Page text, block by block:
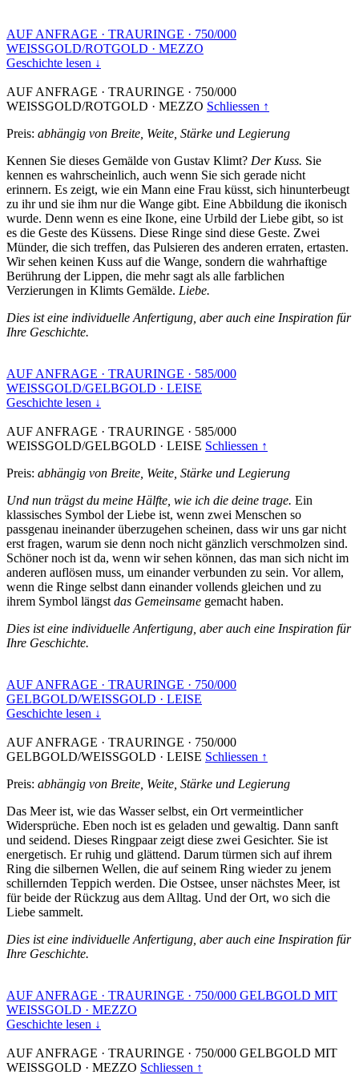
AUF ANFRAGE · TRAURINGE · 750/000
WEISSGOLD/ROTGOLD · MEZZO
Geschichte lesen ↓
AUF ANFRAGE · TRAURINGE · 750/000
WEISSGOLD/ROTGOLD · MEZZO Schliessen ↑
Preis: abhängig von Breite, Weite, Stärke und Legierung
Kennen Sie dieses Gemälde von Gustav Klimt? Der Kuss. Sie
kennen es wahrscheinlich, auch wenn Sie sich gerade nicht
erinnern. Es zeigt, wie ein Mann eine Frau küsst, sich hinunterbeugt
zu ihr und sie ihm nur die Wange gibt. Eine Abbildung die ikonisch
wurde. Denn wenn es eine Ikone, eine Urbild der Liebe gibt, so ist
es die Geste des Küssens. Diese Ringe sind diese Geste. Zwei
Münder, die sich treffen, das Pulsieren des anderen erraten, ertasten.
Wir sehen keinen Kuss auf die Wange, sondern die wahrhaftige
Berührung der Lippen, die mehr sagt als alle farblichen
Verzierungen in Klimts Gemälde. Liebe.
Dies ist eine individuelle Anfertigung, aber auch eine Inspiration für
Ihre Geschichte.
AUF ANFRAGE · TRAURINGE · 585/000
WEISSGOLD/GELBGOLD · LEISE
Geschichte lesen ↓
AUF ANFRAGE · TRAURINGE · 585/000
WEISSGOLD/GELBGOLD · LEISE Schliessen ↑
Preis: abhängig von Breite, Weite, Stärke und Legierung
Und nun trägst du meine Hälfte, wie ich die deine trage. Ein
klassisches Symbol der Liebe ist, wenn zwei Menschen so
passgenau ineinander überzugehen scheinen, dass wir uns gar nicht
erst fragen, warum sie denn noch nicht gänzlich verschmolzen sind.
Schöner noch ist da, wenn wir sehen können, das man sich nicht im
anderen auflösen muss, um einander verbunden zu sein. Vor allem,
wenn die Ringe selbst dann einander vollends gleichen und zu
ihrem Symbol längst das Gemeinsame gemacht haben.
Dies ist eine individuelle Anfertigung, aber auch eine Inspiration für
Ihre Geschichte.
AUF ANFRAGE · TRAURINGE · 750/000
GELBGOLD/WEISSGOLD · LEISE
Geschichte lesen ↓
AUF ANFRAGE · TRAURINGE · 750/000
GELBGOLD/WEISSGOLD · LEISE Schliessen ↑
Preis: abhängig von Breite, Weite, Stärke und Legierung
Das Meer ist, wie das Wasser selbst, ein Ort vermeintlicher
Widersprüche. Eben noch ist es geladen und gewaltig. Dann sanft
und seidend. Dieses Ringpaar zeigt diese zwei Gesichter. Sie ist
energetisch. Er ruhig und glättend. Darum türmen sich auf ihrem
Ring die silbernen Wellen, die auf seinem Ring wieder zu jenem
schillernden Teppich werden. Die Ostsee, unser nächstes Meer, ist
für beide der Rückzug aus dem Alltag. Und der Ort, wo sich die
Liebe sammelt.
Dies ist eine individuelle Anfertigung, aber auch eine Inspiration für
Ihre Geschichte.
AUF ANFRAGE · TRAURINGE · 750/000 GELBGOLD MIT
WEISSGOLD · MEZZO
Geschichte lesen ↓
AUF ANFRAGE · TRAURINGE · 750/000 GELBGOLD MIT
WEISSGOLD · MEZZO Schliessen ↑